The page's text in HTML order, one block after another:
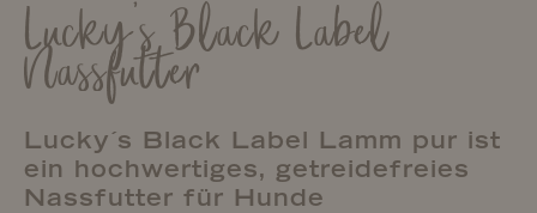
Lucky's Black Label
Nassfutter
Lucky´s Black Label Lamm pur ist
ein hochwertiges, getreidefreies
Nassfutter für Hunde